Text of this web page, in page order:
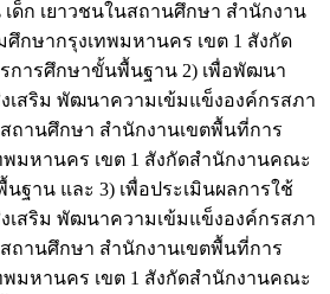
ด็ก เยาวชนในสถานศึกษา สำนักงาน
กษากรุงเทพมหานคร เขต 1 สังกัด
การศึกษาขั้นพื้นฐาน 2) เพื่อพัฒนา
เสริม พัฒนาความเข้มแข็งองค์กรสภา
สถานศึกษา สำนักงานเขตพื้นที่การ
มหานคร เขต 1 สังกัดสำนักงานคณะ
ฐาน และ 3) เพื่อประเมินผลการใช้
เสริม พัฒนาความเข้มแข็งองค์กรสภา
สถานศึกษา สำนักงานเขตพื้นที่การ
มหานคร เขต 1 สังกัดสำนักงานคณะ